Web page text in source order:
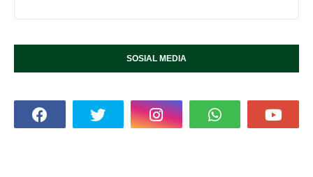
SOSIAL MEDIA